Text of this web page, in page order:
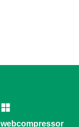
webcompressor